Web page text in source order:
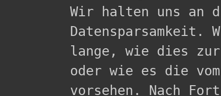
Wir halten uns an
Datensparsamkeit.
lange, wie dies
oder wie es die
vorsehen. Nach